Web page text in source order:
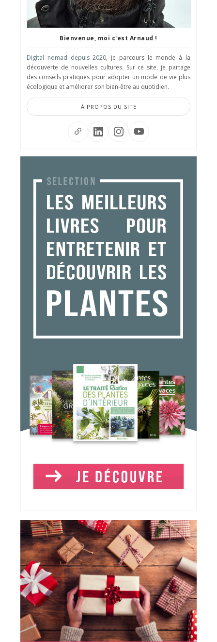
Bienvenue, moi c'est Arnaud !
Digital nomad depuis 2020, je parcours le monde à la
découverte de nouvelles cultures. Sur ce site, je partage
des conseils pratiques pour adopter un mode de vie plus
écologique et améliorer son bien-être au quotidien.
À PROPOS DU SITE